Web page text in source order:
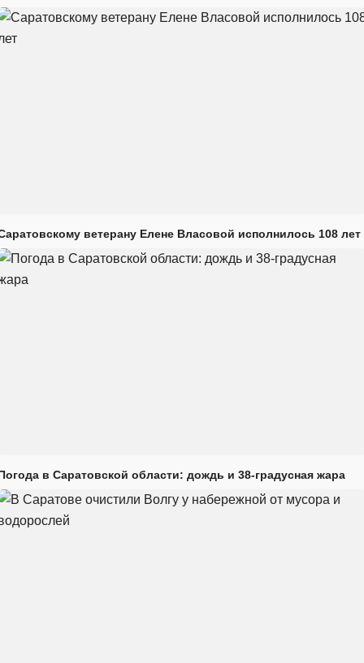
ветерану Елене Власовой исполнилось 108 лет
в Саратовской области: дождь и 38-градусная жара